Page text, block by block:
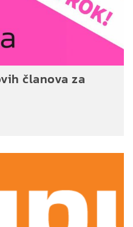
članova za